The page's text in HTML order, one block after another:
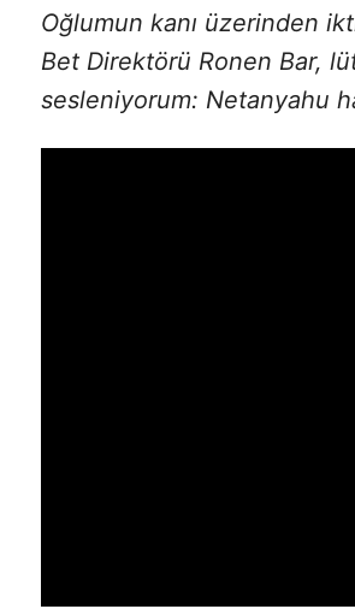
Oğlumun kanı üzerinden
Bet Direktörü Ronen Bar,
sesleniyorum: Netanyahu